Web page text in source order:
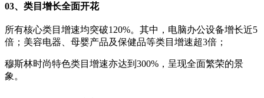
03、 类目增长全面开花
所有核心类目增速均突破120%。其中，电脑办公设备增长近5
倍；美容电器、母婴产品及保健品等类目增速超3倍；
穆斯林时尚特色类目增速亦达到300%，呈现全面繁荣的景
象。